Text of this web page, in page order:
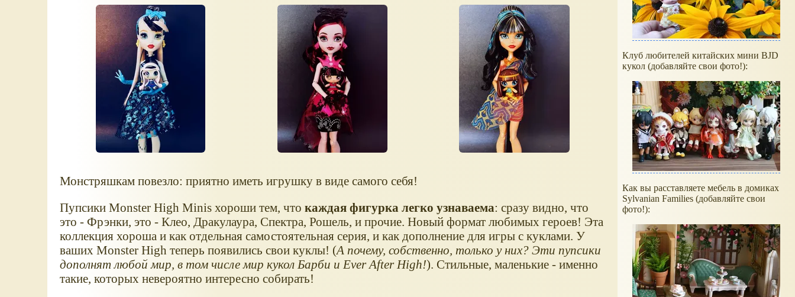
Монстряшкам повезло: приятно иметь игрушку в виде самого себя!
Пупсики Monster High Minis хороши тем, что каждая фигурка легко узнаваема: сразу видно, что
это - Фрэнки, это - Клео, Дракулаура, Спектра, Рошель, и прочие. Новый формат любимых героев! Эта
коллекция хороша и как отдельная самостоятельная серия, и как дополнение для игры с куклами. У
ваших Monster High теперь появились свои куклы! (А почему, собственно, только у них? Эти пупсики
дополнят любой мир, в том числе мир кукол Барби и Ever After High!). Стильные, маленькие - именно
такие, которых невероятно интересно собирать!
Клуб любителей китайских мини BJD
кукол (добавляйте свои фото!):
Как вы расставляете мебель в домиках
Sylvanian Families (добавляйте свои
фото!):